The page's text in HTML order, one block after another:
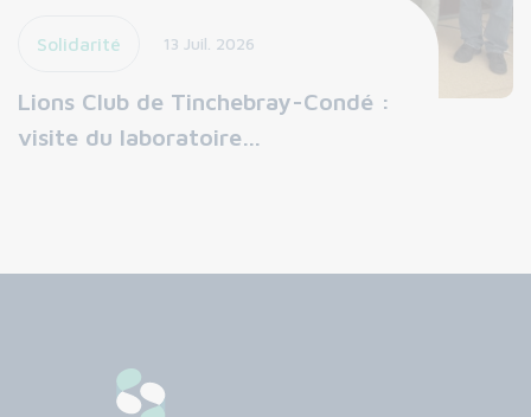
Solidarité 13 Juil. 2026
Lions Club de Tinchebray-Condé :
visite du laboratoire…